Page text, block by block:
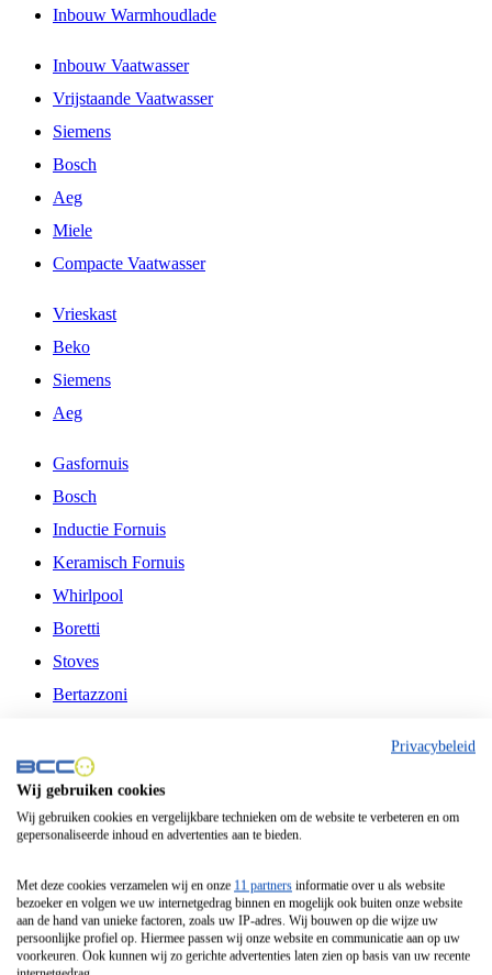
Inbouw Warmhoudlade
Inbouw Vaatwasser
Vrijstaande Vaatwasser
Siemens
Bosch
Aeg
Miele
Compacte Vaatwasser
Vrieskast
Beko
Siemens
Aeg
Gasfornuis
Bosch
Inductie Fornuis
Keramisch Fornuis
Whirlpool
Boretti
Stoves
Bertazzoni
Fitelli
Airfryer
Frituurpan
Contactgrill
Broodbakmachine
Broodrooster
Privacybeleid
Wij gebruiken cookies
Wij gebruiken cookies en vergelijkbare technieken om de website te verbeteren en om
gepersonaliseerde inhoud en advertenties aan te bieden.
Met deze cookies verzamelen wij en onze 11 partners informatie over u als website
bezoeker en volgen we uw internetgedrag binnen en mogelijk ook buiten onze website
aan de hand van unieke factoren, zoals uw IP-adres. Wij bouwen op die wijze uw
persoonlijke profiel op. Hiermee passen wij onze website en communicatie aan op uw
voorkeuren. Ook kunnen wij zo gerichte advertenties laten zien op basis van uw recente